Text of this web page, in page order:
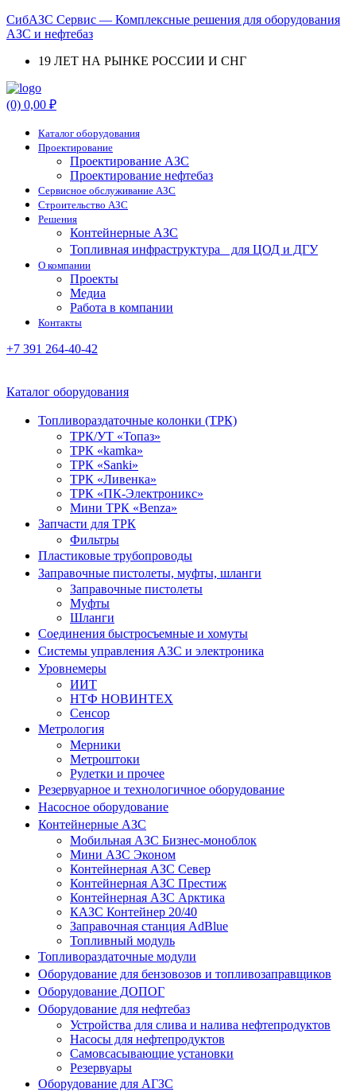
СибАЗС Сервис — Комплексные решения для оборудования
АЗС и нефтебаз
19 ЛЕТ НА РЫНКЕ РОССИИ И СНГ
Menu
(0) 0,00 ₽
Каталог оборудования
Проектирование
Проектирование АЗС
Проектирование нефтебаз
Cервисное обслуживание АЗС
Строительство АЗС
Решения
Контейнерные АЗС
Топливная инфраструктура для ЦОД и ДГУ
О компании
Проекты
Медиа
Работа в компании
Контакты
+7 391 264-40-42
Каталог оборудования
Топливораздаточные колонки (ТРК)
ТРК/УТ «Топаз»
ТРК «kamka»
ТРК «Sanki»
ТРК «Ливенка»
ТРК «ПК-Электроникс»
Мини ТРК «Benza»
Запчасти для ТРК
Фильтры
Пластиковые трубопроводы
Заправочные пистолеты, муфты, шланги
Заправочные пистолеты
Муфты
Шланги
Соединения быстросъемные и хомуты
Системы управления АЗС и электроника
Уровнемеры
ИИТ
НТФ НОВИНТЕХ
Сенсор
Метрология
Мерники
Метроштоки
Рулетки и прочее
Резервуарное и технологичное оборудование
Насосное оборудование
Контейнерные АЗС
Мобильная АЗС Бизнес-моноблок
Мини АЗС Эконом
Контейнерная АЗС Север
Контейнерная АЗС Престиж
Контейнерная АЗС Арктика
КАЗС Контейнер 20/40
Заправочная станция AdBlue
Топливный модуль
Топливораздаточные модули
Оборудование для бензовозов и топливозаправщиков
Оборудование ДОПОГ
Оборудование для нефтебаз
Устройства для слива и налива нефтепродуктов
Насосы для нефтепродуктов
Самовсасывающие установки
Резервуары
Оборудование для АГЗС